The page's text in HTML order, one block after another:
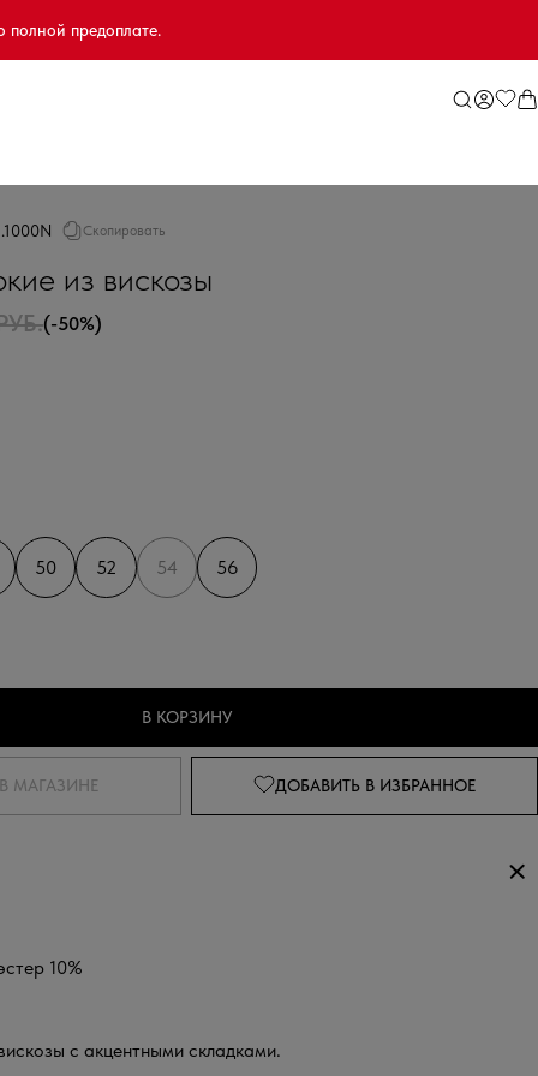
полной предоплате.
Скопировать
из вискозы
(-50%)
50 52 54 56
В КОРЗИНУ
МАГАЗИНЕ ДОБАВИТЬ В ИЗБРАННОЕ
10%
с акцентными складками.